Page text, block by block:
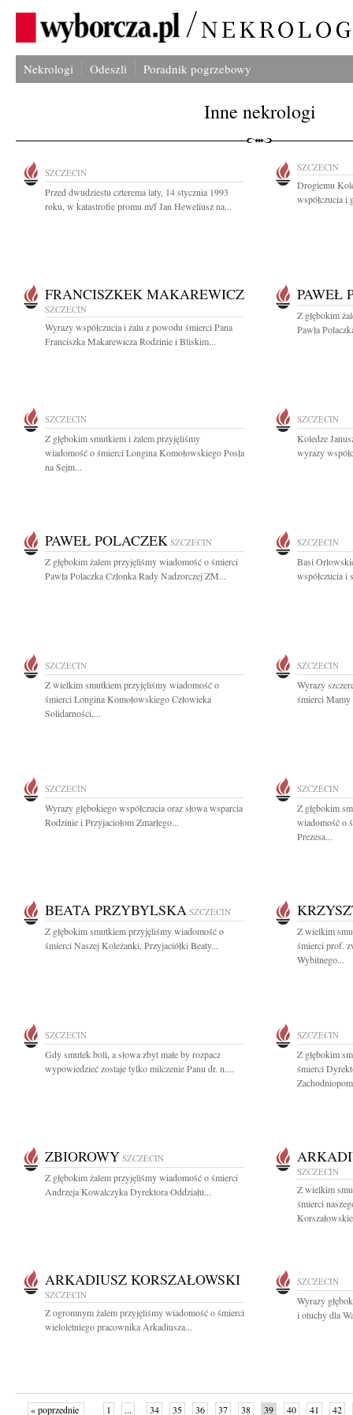
Nekrologi Odeszli Poradnik pogrzebowy
Inne nekrologi
SZCZECIN
Przed dwudziestu czterema laty, 14 stycznia 1993
roku, w katastrofie promu m/f Jan Heweliusz na...
SZCZECIN
Drogiemu
współczucia i
FRANCISZKEK MAKAREWICZ
SZCZECIN
Wyrazy współczucia i żalu z powodu śmierci Pana
Franciszka Makarewicza Rodzinie i Bliskim...
PAWEŁ
Z głębokim
Pawła
SZCZECIN
Z głębokim smutkiem i żalem przyjęliśmy
wiadomość o śmierci Longina Komołowskiego Posła
na Sejm...
SZCZECIN
Koledze
wyrazy
PAWEŁ POLACZEK SZCZECIN
Z głębokim żalem przyjęliśmy wiadomość o śmierci
Pawła Polaczka Członka Rady Nadzorczej ZM...
SZCZECIN
Basi
współczucia i
SZCZECIN
Z wielkim smutkiem przyjęliśmy wiadomość o
śmierci Longina Komołowskiego Człowieka
Solidarności,...
SZCZECIN
Wyrazy
śmierci Mamy
SZCZECIN
Wyrazy głębokiego współczucia oraz słowa wsparcia
Rodzinie i Przyjaciołom Zmarłego...
SZCZECIN
Z głębokim
wiadomość o
Prezesa...
BEATA PRZYBYLSKA SZCZECIN
Z głębokim smutkiem przyjęliśmy wiadomość o
śmierci Naszej Koleżanki, Przyjaciółki Beaty...
Z wielkim
śmierci prof.
Wybitnego...
SZCZECIN
Gdy smutek boli, a słowa zbyt małe by rozpacz
wypowiedzieć zostaje tylko milczenie Panu dr. n....
SZCZECIN
Z głębokim
śmierci
ZBIOROWY SZCZECIN
Z głębokim żalem przyjęliśmy wiadomość o śmierci
Andrzeja Kowalczyka Dyrektora Oddziału...
SZCZECIN
Z wielkim
śmierci
ARKADIUSZ KORSZAŁOWSKI
SZCZECIN
Z ogromnym żalem przyjęliśmy wiadomość o śmierci
wieloletniego pracownika Arkadiusza...
SZCZECIN
Wyrazy
i otuchy dla
« poprzednie 1 ... 34 35 36 37 38 39 40 41 42